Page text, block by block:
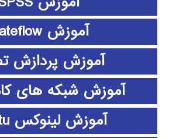
آموزش stateflow
آموزش پردازش
آموزش شبکه های
آموزش لینوکس ubuntu